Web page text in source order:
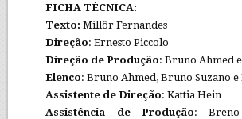
FICHA TÉCNICA:
Texto: Millôr Fernandes
Direção: Ernesto Piccolo
Direção de Produção: Bruno Ahmed
Elenco: Bruno Ahmed, Bruno Suzano
Assistente de Direção: Kattia Hein
Assistência de Produção: